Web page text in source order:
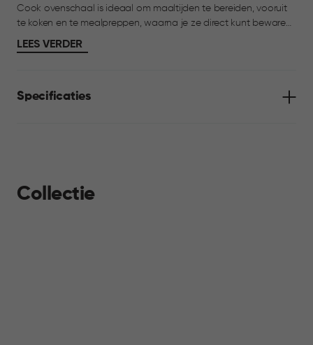
Cook ovenschaal is ideaal om maaltijden te bereiden, vooruit
te koken en te mealpreppen, waarna je ze direct kunt bewaren.
Gemaakt van hoogwaardig borosilicaatglas en geschikt voor
oven, magnetron en vriezer. De lucht- en waterdichte TPE-
zonder de deksel te verwijderen. Perfect voor verse maaltijden,
LEES VERDER
Specificaties
Collectie